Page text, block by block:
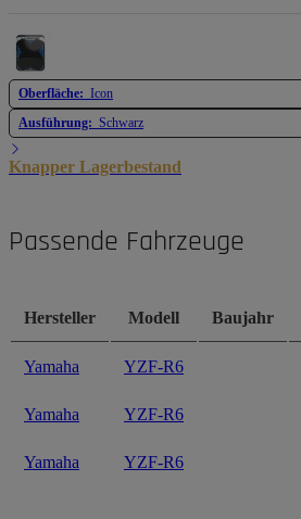
Oberfläche: Icon
Ausführung: Schwarz
Knapper Lagerbestand
Passende Fahrzeuge
Hersteller Modell Baujahr
Yamaha YZF-R6
Yamaha YZF-R6
Yamaha YZF-R6